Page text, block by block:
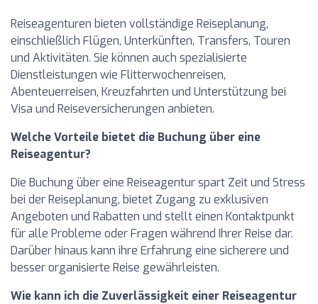
Reiseagenturen bieten vollständige Reiseplanung,
einschließlich Flügen, Unterkünften, Transfers, Touren
und Aktivitäten. Sie können auch spezialisierte
Dienstleistungen wie Flitterwochenreisen,
Abenteuerreisen, Kreuzfahrten und Unterstützung bei
Visa und Reiseversicherungen anbieten.
Welche Vorteile bietet die Buchung über eine
Reiseagentur?
Die Buchung über eine Reiseagentur spart Zeit und Stress
bei der Reiseplanung, bietet Zugang zu exklusiven
Angeboten und Rabatten und stellt einen Kontaktpunkt
für alle Probleme oder Fragen während Ihrer Reise dar.
Darüber hinaus kann ihre Erfahrung eine sicherere und
besser organisierte Reise gewährleisten.
Wie kann ich die Zuverlässigkeit einer Reiseagentur